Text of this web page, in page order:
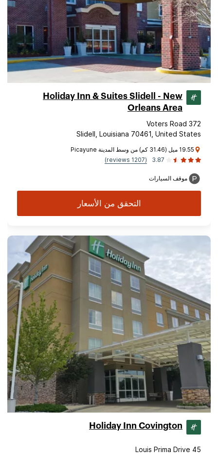
Holiday Inn & Suites Slidell - New
Orleans Area
372 Voters Road
Slidell, Louisiana 70461, United States
19.55 ميل (31.46 كم) من وسط المدينة Picayune
3.87
(1207 reviews)
موقف السيارات
التحقق من الأسعار
Holiday Inn Covington
45 Louis Prima Drive